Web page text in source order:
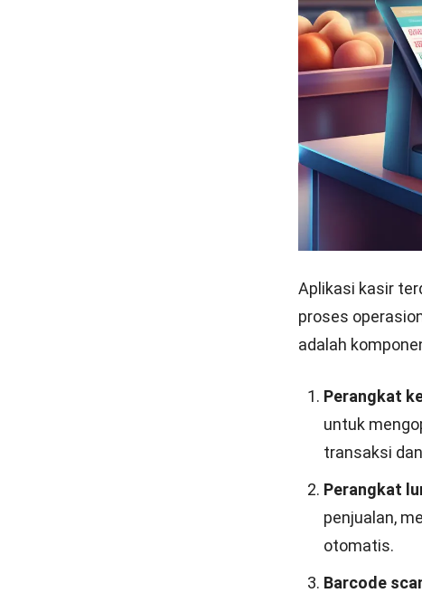
Aplikasi kasir
proses
adalah
Perangkat
untuk
transaksi
Perangkat
penjualan,
otomatis.
Barcode